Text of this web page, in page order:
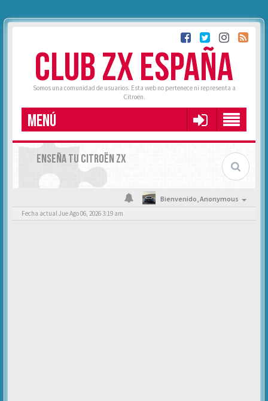
CLUB ZX ESPAÑA
Somos una comunidad de usuarios. Esta web no pertenece ni representa a
Citroën.
MENÚ
ENSEÑA TU CITROËN ZX
Bienvenido,Anonymous
Fecha actual Jue Ago 06, 2026 3:19 am